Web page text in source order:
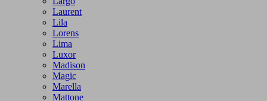
Laurent
Lila
Lorens
Lima
Luxor
Madison
Magic
Marella
Mattone